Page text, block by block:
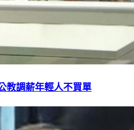
教調薪年輕人不買單